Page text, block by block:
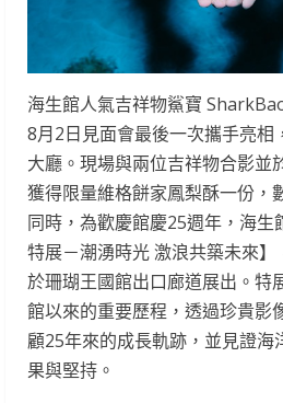
海生館人氣吉祥物鯊寶
8月2日見面會最後一次攜手亮相
大廳。現場與兩位吉祥物合影並
獲得限量維格餅家鳳梨酥一份，
同時，為歡慶館慶25週年，海生
特展－潮湧時光 激浪共築未來
於珊瑚王國館出口廊道展出。特
館以來的重要歷程，透過珍貴影
顧25年來的成長軌跡，並見證海
果與堅持。